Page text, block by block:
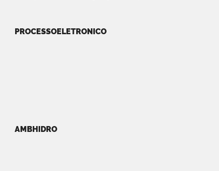
PROCESSOELETRONICO
AMBHIDRO